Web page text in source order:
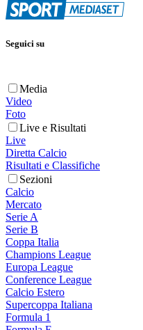
Seguici su
Media
Video
Foto
Live e Risultati
Live
Diretta Calcio
Risultati e Classifiche
Sezioni
Calcio
Mercato
Serie A
Serie B
Coppa Italia
Champions League
Europa League
Conference League
Calcio Estero
Supercoppa Italiana
Formula 1